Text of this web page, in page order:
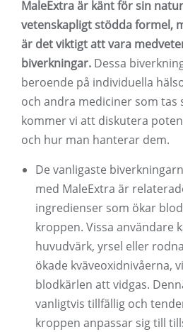
MaleExtra är känt för sin
vetenskapligt stödda formel,
är det viktigt att vara
biverkningar. Dessa
beroende på individuella
och andra mediciner som tas
kommer vi att diskutera
och hur man hanterar dem.
De vanligaste
med MaleExtra är
ingredienser som ökar
kroppen. Vissa användare
huvudvärk, yrsel eller
ökade kväveoxidnivåerna,
blodkärlen att vidgas.
vanligtvis tillfällig och
kroppen anpassar sig till